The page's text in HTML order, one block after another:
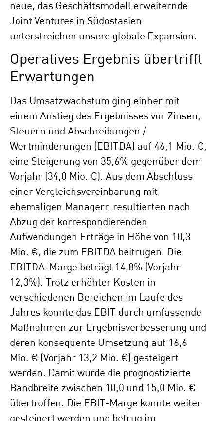
neue, das Geschäftsmodell erweiternde
Joint Ventures in Südostasien
unterstreichen unsere globale Expansion.
Operatives Ergebnis übertrifft
Erwartungen
Das Umsatzwachstum ging einher mit
einem Anstieg des Ergebnisses vor Zinsen,
Steuern und Abschreibungen /
Wertminderungen (EBITDA) auf 46,1 Mio. €,
eine Steigerung von 35,6% gegenüber dem
Vorjahr (34,0 Mio. €). Aus dem Abschluss
einer Vergleichsvereinbarung mit
ehemaligen Managern resultierten nach
Abzug der korrespondierenden
Aufwendungen Erträge in Höhe von 10,3
Mio. €, die zum EBITDA beitrugen. Die
EBITDA-Marge beträgt 14,8% (Vorjahr
12,3%). Trotz erhöhter Kosten in
verschiedenen Bereichen im Laufe des
Jahres konnte das EBIT durch umfassende
Maßnahmen zur Ergebnisverbesserung und
deren konsequente Umsetzung auf 16,6
Mio. € (Vorjahr 13,2 Mio. €) gesteigert
werden. Damit wurde die prognostizierte
Bandbreite zwischen 10,0 und 15,0 Mio. €
übertroffen. Die EBIT-Marge konnte weiter